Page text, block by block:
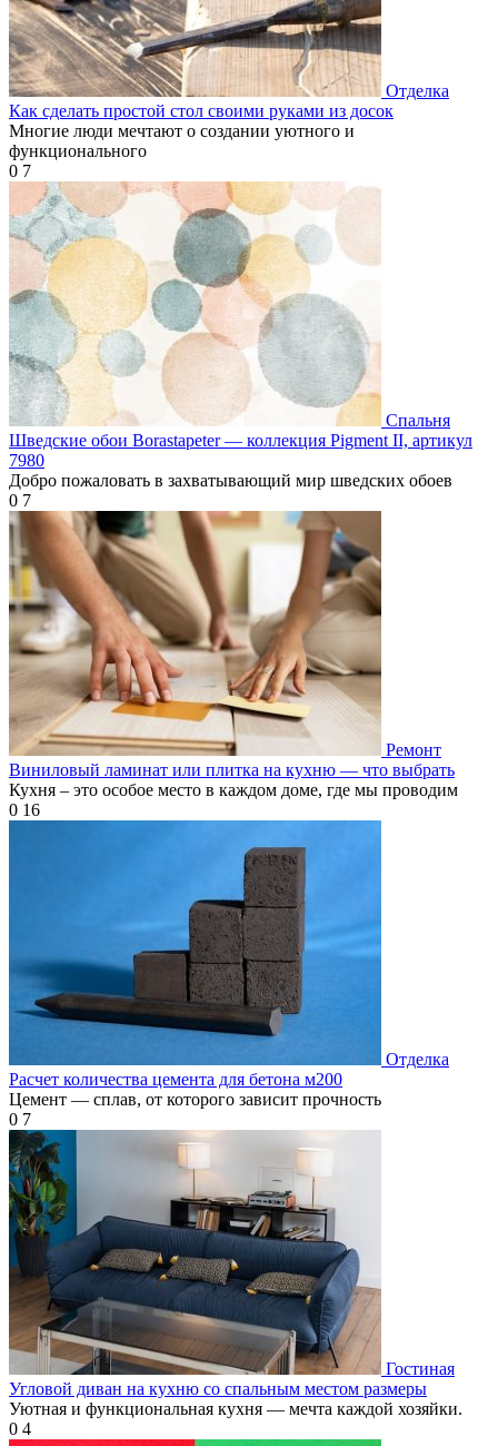
Отделка
Как сделать простой стол своими руками из досок
Многие люди мечтают о создании уютного и
функционального
0 7
Спальня
Шведские обои Borastapeter — коллекция Pigment II, артикул
7980
Добро пожаловать в захватывающий мир шведских обоев
0 7
Ремонт
Виниловый ламинат или плитка на кухню — что выбрать
Кухня – это особое место в каждом доме, где мы проводим
0 16
Отделка
Расчет количества цемента для бетона м200
Цемент — сплав, от которого зависит прочность
0 7
Гостиная
Угловой диван на кухню со спальным местом размеры
Уютная и функциональная кухня — мечта каждой хозяйки.
0 4